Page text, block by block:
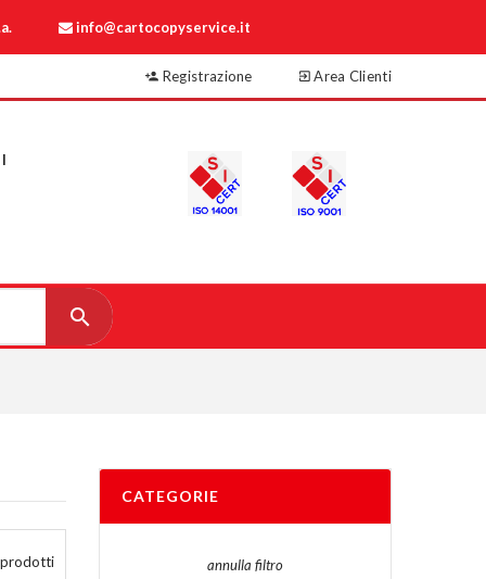
info@cartocopyservice.it
Registrazione Area Clienti
CATEGORIE
annulla filtro